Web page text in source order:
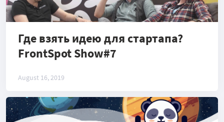
Где взять идею для стартапа?
FrontSpot Show#7
August 16, 2019